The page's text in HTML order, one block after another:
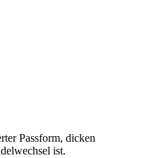
Passform, dicken
ist.